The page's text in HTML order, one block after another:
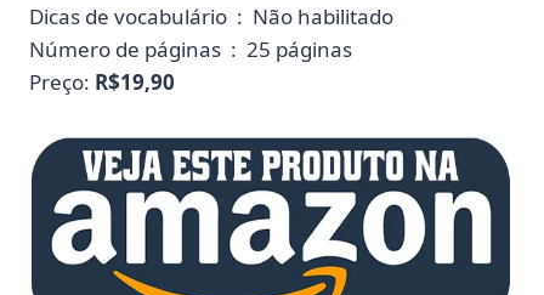
Dicas de vocabulário ‏ : ‎ Não habilitado
Número de páginas ‏ : ‎ 25 páginas
Preço: R$19,90